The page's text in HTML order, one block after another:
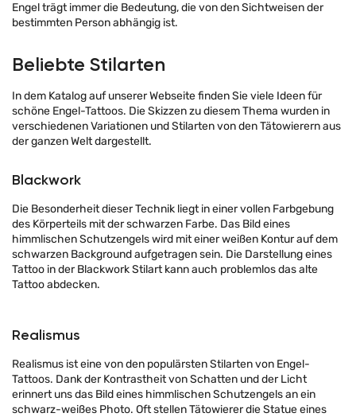
Engel trägt immer die Bedeutung, die von den Sichtweisen der
bestimmten Person abhängig ist.
Beliebte Stilarten
In dem Katalog auf unserer Webseite finden Sie viele Ideen für
schöne Engel-Tattoos. Die Skizzen zu diesem Thema wurden in
verschiedenen Variationen und Stilarten von den Tätowierern aus
der ganzen Welt dargestellt.
Blackwork
Die Besonderheit dieser Technik liegt in einer vollen Farbgebung
des Körperteils mit der schwarzen Farbe. Das Bild eines
himmlischen Schutzengels wird mit einer weißen Kontur auf dem
schwarzen Background aufgetragen sein. Die Darstellung eines
Tattoo in der Blackwork Stilart kann auch problemlos das alte
Tattoo abdecken.
Realismus
Realismus ist eine von den populärsten Stilarten von Engel-
Tattoos. Dank der Kontrastheit von Schatten und der Licht
erinnert uns das Bild eines himmlischen Schutzengels an ein
schwarz-weißes Photo. Oft stellen Tätowierer die Statue eines